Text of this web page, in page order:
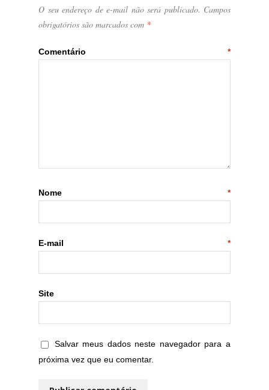
O seu endereço de e-mail não será publicado. Campos
obrigatórios são marcados com *
Comentário *
Nome *
E-mail *
Site
Salvar meus dados neste navegador para a
próxima vez que eu comentar.